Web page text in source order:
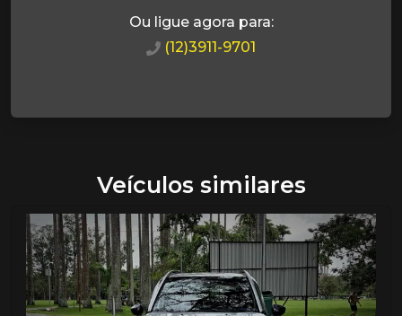
Ou ligue agora para:
(12)3911-9701
Veículos similares